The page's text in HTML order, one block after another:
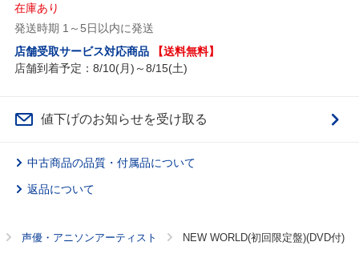
在庫あり
発送時期 1～5日以内に発送
店舗受取サービス対応商品
【送料無料】
店舗到着予定：8/10(月)～8/15(土)
値下げのお知らせを受け取る
中古商品の品質・付属品について
返品について
声優・アニソンアーティスト NEW WORLD(初回限定盤)(DVD付)